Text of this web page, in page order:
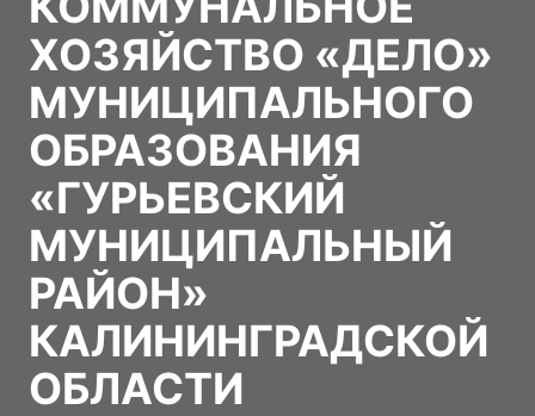
ХОЗЯЙСТВО «ДЕЛО»
МУНИЦИПАЛЬНОГО
ОБРАЗОВАНИЯ
«ГУРЬЕВСКИЙ
МУНИЦИПАЛЬНЫЙ
РАЙОН»
КАЛИНИНГРАДСКОЙ
ОБЛАСТИ